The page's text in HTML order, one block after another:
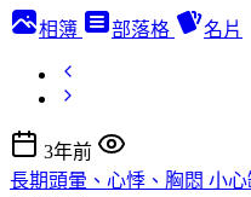
相簿 部落格 名片
3年前
長期頭暈、心悸、胸悶 小